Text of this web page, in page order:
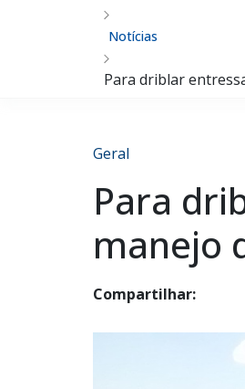
Notícias
Para driblar
Geral
Para
manejo
Compartilhar: